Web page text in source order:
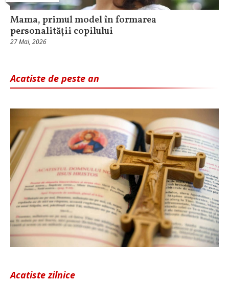
Mama, primul model în formarea
personalității copilului
27 Mai, 2026
Acatiste de peste an
Acatiste zilnice